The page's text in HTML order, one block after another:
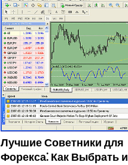
Лучшие Советники для
Форекса⁚ Как Выбрать и